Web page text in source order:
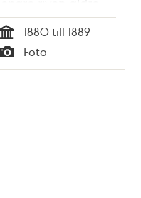
Tid
1880 till 1889
Foto